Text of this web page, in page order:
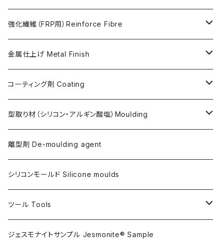
Softener for AC730 (粘度低下剤)
日本製Pigments
強化繊維（FRP用）Reinforce Fibre
ガラス繊維 AC100用
ガラス繊維 AC730用
天然繊維 AC100/AC730共用
金属仕上げ Metal Finish
Metal Filler (AC100用金属粉)・鉄粉
Flex Metal (AC730ベースの金属粉入り主材)
金属仕上げ副資材
コーティング剤 Coating
アクリリックシーラーAC100用
AQSコートAC100用
フレキシガードシーラーAC730用
ステインプルーフコートAC100/AC730両用
型取り材（シリコン・アルギン酸塩）Moulding
シリコン
アルギン酸塩（アルジネート）
離型剤 De-moulding agent
シリコンモールド Silicone moulds
ツール Tools
攪拌ブレード Mixing blade
ジェスモナイトサンプル Jesmonite® Sample